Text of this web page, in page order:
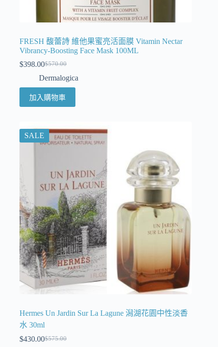
FRESH 馥蕾詩 維他果蜜亮活面膜 Vitamin Nectar
Vibrancy-Boosting Face Mask 100ML
$570.00
$398.00
Dermalogica
加入購物車
SALE
Hermes Un Jardin Sur La Lagune 潟湖花園中性淡香
水 30ml
$575.00
$430.00